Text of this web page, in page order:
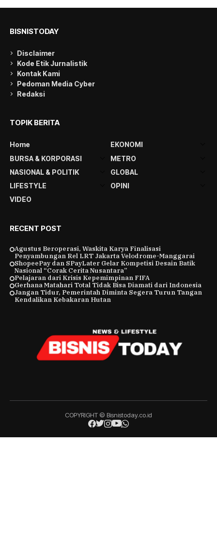
BISNISTODAY
Disclaimer
Kode Etik Jurnalistik
Kontak Kami
Pedoman Media Cyber
Redaksi
TOPIK BERITA
Home
EKONOMI
BURSA & KORPORASI
METRO
NASIONAL & POLITIK
GLOBAL
LIFESTYLE
OPINI
VIDEO
RECENT POST
Agustus Beroperasi, Waskita Karya Finalisasi
Penyambungan Rel LRT Jakarta Velodrome-Manggarai
ShopeePay dan SPayLater Gelar Kompetisi Desain Batik
Nasional “Corak Cerita Nusantara”
Pelajaran dari Krisis Kepemimpinan FIFA
Gerhana Matahari Total Tidak Bisa Diamati dari Indonesia
Jangan Tidur, Pemerintah Diminta Segera Turun Tangan
Kendalikan Kebakaran Hutan
COPYRIGHT © Bisnistoday.co.id